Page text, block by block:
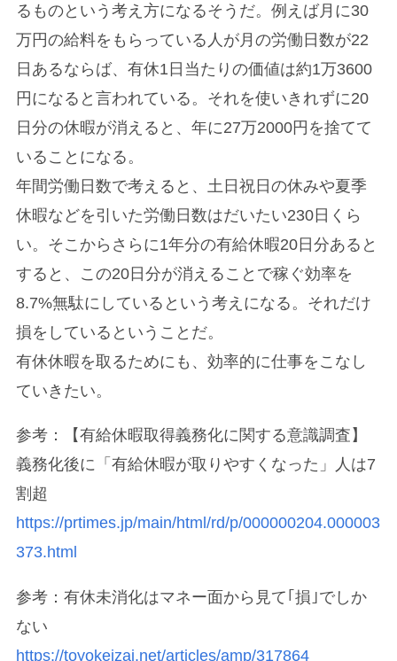
るものという考え方になるそうだ。例えば月に30
万円の給料をもらっている人が月の労働日数が22
日あるならば、有休1日当たりの価値は約1万3600
円になると言われている。それを使いきれずに20
日分の休暇が消えると、年に27万2000円を捨てて
いることになる。
年間労働日数で考えると、土日祝日の休みや夏季
休暇などを引いた労働日数はだいたい230日くら
い。そこからさらに1年分の有給休暇20日分あると
すると、この20日分が消えることで稼ぐ効率を
8.7%無駄にしているという考えになる。それだけ
損をしているということだ。
有休休暇を取るためにも、効率的に仕事をこなし
ていきたい。
参考：【有給休暇取得義務化に関する意識調査】
義務化後に「有給休暇が取りやすくなった」人は7
割超
https://prtimes.jp/main/html/rd/p/000000204.000003
373.html
参考：有休未消化はマネー面から見て｢損｣でしか
ない
https://toyokeizai.net/articles/amp/317864